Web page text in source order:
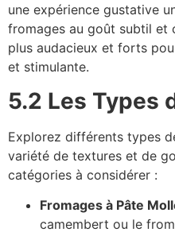
une expérience gustative
fromages au goût subtil et
plus audacieux et forts
et stimulante.
5.2 Les Types
Explorez différents types
variété de textures et de
catégories à considérer :
Fromages à Pâte
camembert ou le